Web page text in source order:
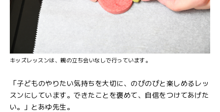
キッズレッスンは、親の立ち会いなしで行っています。
「子どものやりたい気持ちを大切に、のびのびと楽しめるレッ
スンにしています。できたことを褒めて、自信をつけてあげた
い。」とあゆ先生。